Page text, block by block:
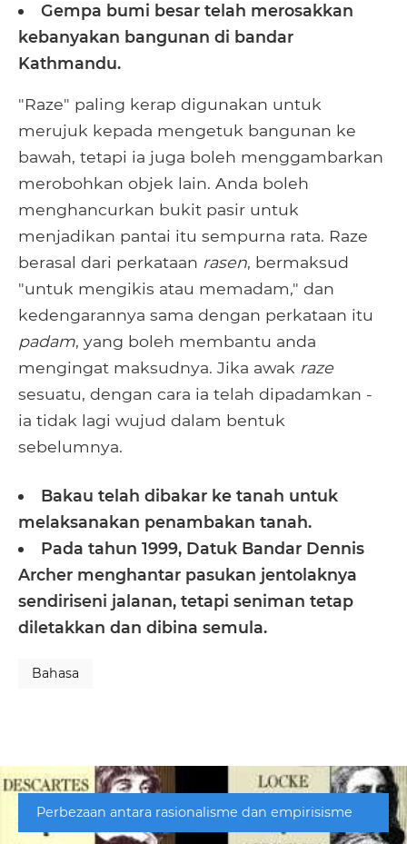
Gempa bumi besar telah merosakkan
kebanyakan bangunan di bandar
Kathmandu.
"Raze" paling kerap digunakan untuk
merujuk kepada mengetuk bangunan ke
bawah, tetapi ia juga boleh menggambarkan
merobohkan objek lain. Anda boleh
menghancurkan bukit pasir untuk
menjadikan pantai itu sempurna rata. Raze
berasal dari perkataan rasen, bermaksud
"untuk mengikis atau memadam," dan
kedengarannya sama dengan perkataan itu
padam, yang boleh membantu anda
mengingat maksudnya. Jika awak raze
sesuatu, dengan cara ia telah dipadamkan -
ia tidak lagi wujud dalam bentuk
sebelumnya.
Bakau telah dibakar ke tanah untuk
melaksanakan penambakan tanah.
Pada tahun 1999, Datuk Bandar Dennis
Archer menghantar pasukan jentolaknya
sendiriseni jalanan, tetapi seniman tetap
diletakkan dan dibina semula.
Bahasa
Perbezaan antara rasionalisme dan empirisisme